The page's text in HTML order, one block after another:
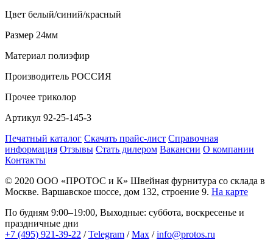
Цвет белый/синий/красный
Размер 24мм
Материал полиэфир
Производитель РОССИЯ
Прочее триколор
Артикул 92-25-145-3
Печатный каталог Скачать прайс-лист Справочная
информация Отзывы Стать дилером Вакансии О компании
Контакты
© 2020 ООО «ПРОТОС и К» Швейная фурнитура со склада в
Москве. Варшавское шоссе, дом 132, строение 9. На карте
По будням 9:00–19:00, Выходные: суббота, воскресенье и
праздничные дни
+7 (495) 921-39-22 /Telegram /Max /info@protos.ru